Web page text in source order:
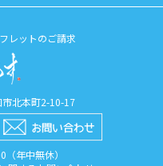
レットのご請求
北本町2-10-17
年中無休）